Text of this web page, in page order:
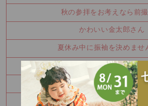
秋の参拝をお考えなら前撮
かわいい金太郎さん
夏休み中に振袖を決めませ
お宮参り・百日祝いはご家族撮影
七五三8月キャンペーン
ハーフバースデー撮影のご予約